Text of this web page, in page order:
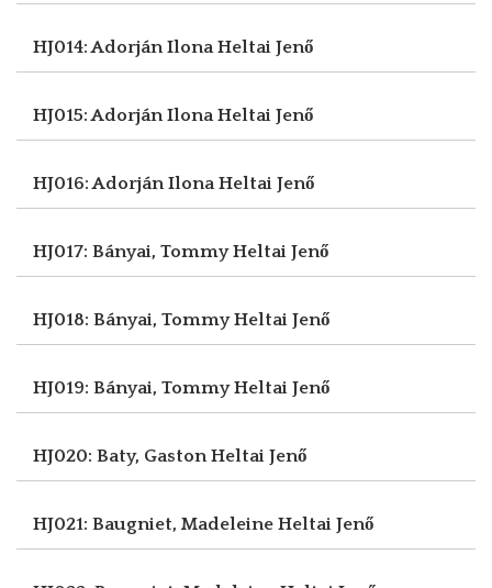
HJ014: Adorján IlonaHeltai Jenő
HJ015: Adorján IlonaHeltai Jenő
HJ016: Adorján IlonaHeltai Jenő
HJ017: Bányai, TommyHeltai Jenő
HJ018: Bányai, TommyHeltai Jenő
HJ019: Bányai, TommyHeltai Jenő
HJ020: Baty, GastonHeltai Jenő
HJ021: Baugniet, Madeleine Heltai Jenő